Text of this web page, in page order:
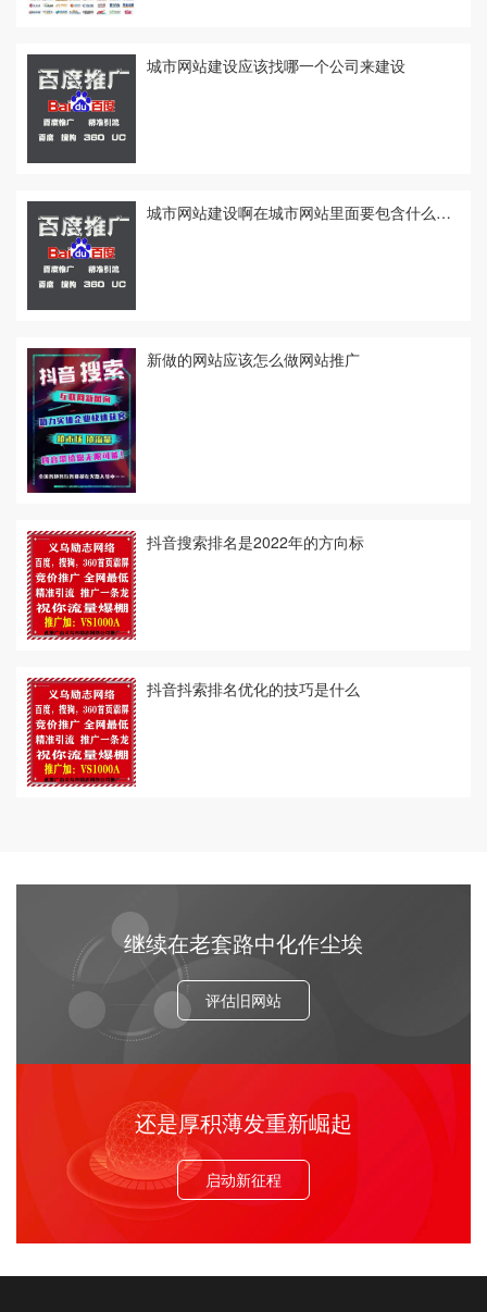
城市网站建设应该找哪一个公司来建设
城市网站建设啊在城市网站里面要包含什么内容
新做的网站应该怎么做网站推广
抖音搜索排名是2022年的方向标
抖音抖索排名优化的技巧是什么
继续在老套路中化作尘埃
评估旧网站
还是厚积薄发重新崛起
启动新征程